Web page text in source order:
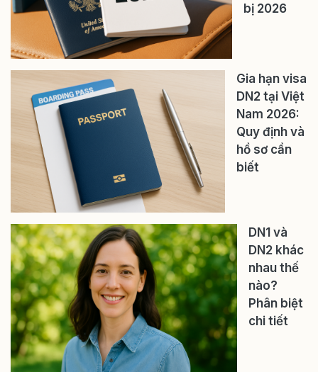
bị 2026
Gia hạn visa
DN2 tại Việt
Nam 2026:
Quy định và
hồ sơ cần
biết
DN1 và
DN2 khác
nhau thế
nào?
Phân biệt
chi tiết